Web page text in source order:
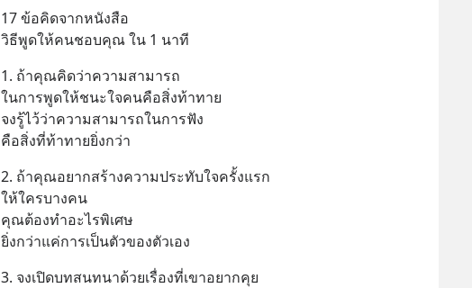
17 ข้อคิดจากหนังสือ
วิธีพูดให้คนชอบคุณ ใน 1 นาที
1. ถ้าคุณคิดว่าความสามารถ
ในการพูดให้ชนะใจคนคือสิ่งท้าทาย
จงรู้ไว้ว่าความสามารถในการฟัง
คือสิ่งที่ท้าทายยิ่งกว่า
2. ถ้าคุณอยากสร้างความประทับใจครั้งแรก
ให้ใครบางคน
คุณต้องทำอะไรพิเศษ
ยิ่งกว่าแค่การเป็นตัวของตัวเอง
3. จงเปิดบทสนทนาด้วยเรื่องที่เขาอยากคุย